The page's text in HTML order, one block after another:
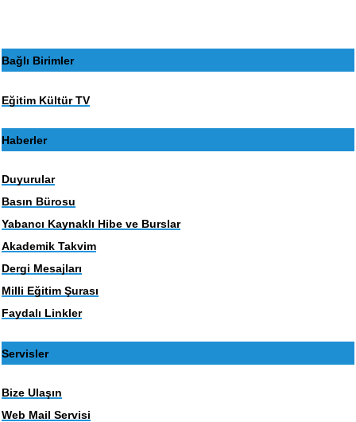
Bağlı Birimler
Eğitim Kültür TV
Haberler
Duyurular
Basın Bürosu
Yabancı Kaynaklı Hibe ve Burslar
Akademik Takvim
Dergi Mesajları
Milli Eğitim Şurası
Faydalı Linkler
Servisler
Bize Ulaşın
Web Mail Servisi